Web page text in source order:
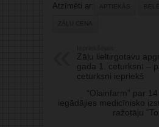
Atzīmēti ar: APTIEKĀS
ZĀĻU CENA
Zāļu lieltirgotavu
gada 1. ceturksnī –
ceturksni iepriekš
“Olainfarm” par
iegādājies medicīnisko
ražotāju